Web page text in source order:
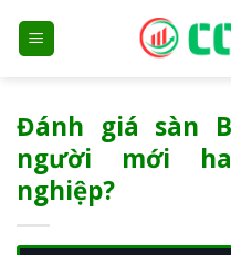
Đánh giá sàn
người mới
nghiệp?